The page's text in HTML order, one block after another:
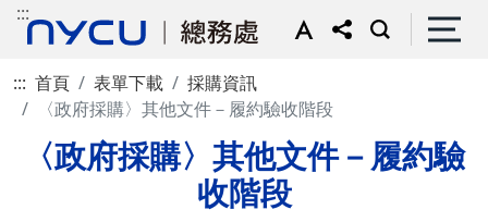
:::
::: 首頁 表單下載
採購資訊
〈政府採購〉其他文件－履約驗收階段
〈政府採購〉其他文件－履約驗
收階段